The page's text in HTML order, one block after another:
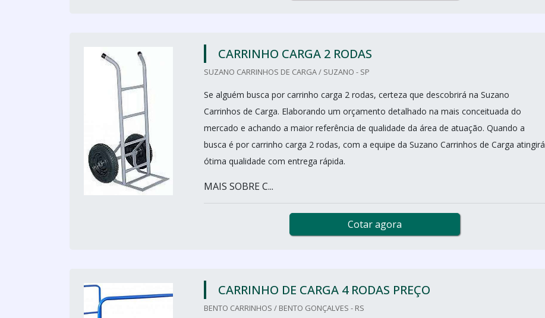
CARRINHO CARGA 2 RODAS
SUZANO CARRINHOS DE CARGA / SUZANO - SP
Se alguém busca por carrinho carga 2 rodas, certeza que descobrirá na Suzano
Carrinhos de Carga. Elaborando um orçamento detalhado na mais conceituada do
mercado e achando a maior referência de qualidade da área de atuação. Quando a
busca é por carrinho carga 2 rodas, com a equipe da Suzano Carrinhos de Carga atingirá
ótima qualidade com entrega rápida.
MAIS SOBRE C...
Cotar agora
CARRINHO DE CARGA 4 RODAS PREÇO
BENTO CARRINHOS / BENTO GONÇALVES - RS